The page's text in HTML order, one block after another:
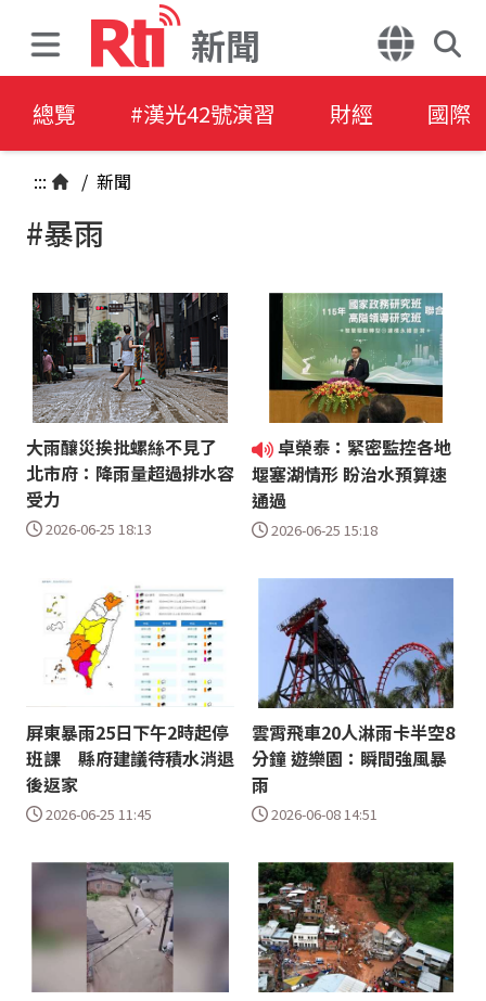
新聞
總覽 #漢光42號演習 財經 國際
::: / 新聞
#暴雨
大雨釀災挨批螺絲不見了
北市府：降雨量超過排水容
受力
2026-06-25 18:13
卓榮泰：緊密監控各地
堰塞湖情形 盼治水預算速
通過
2026-06-25 15:18
屏東暴雨25日下午2時起停
班課 縣府建議待積水消退
後返家
2026-06-25 11:45
雲霄飛車20人淋雨卡半空8
分鐘 遊樂園：瞬間強風暴
雨
2026-06-08 14:51